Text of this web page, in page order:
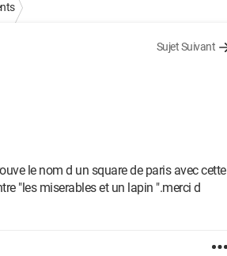
Sujet Suivant
le nom d un square de paris avec cette
"les miserables et un lapin ".merci d